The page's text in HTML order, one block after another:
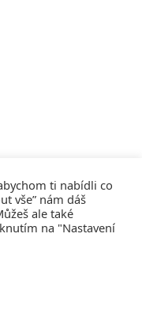
– Inzerce –
ti nabídli co
vše” nám dáš
ale také
na "Nastavení